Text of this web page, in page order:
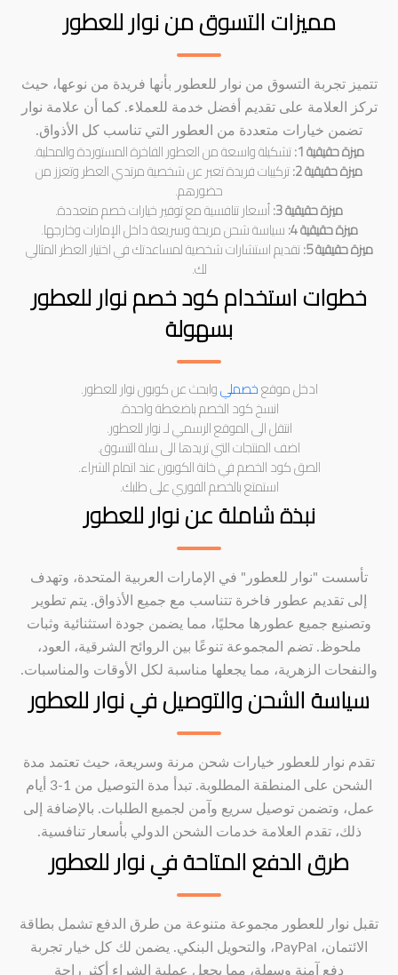
مميزات التسوق من نوار للعطور
تتميز تجربة التسوق من نوار للعطور بأنها فريدة من نوعها، حيث
تركز العلامة على تقديم أفضل خدمة للعملاء. كما أن علامة نوار
تضمن خيارات متعددة من العطور التي تناسب كل الأذواق.
ميزة حقيقية 1: تشكيلة واسعة من العطور الفاخرة المستوردة والمحلية.
ميزة حقيقية 2: تركيبات فريدة تعبر عن شخصية مرتدي العطر وتعزز من
حضورهم.
ميزة حقيقية 3: أسعار تنافسية مع توفير خيارات خصم متعددة.
ميزة حقيقية 4: سياسة شحن مريحة وسريعة داخل الإمارات وخارجها.
ميزة حقيقية 5: تقديم استشارات شخصية لمساعدتك في اختيار العطر المثالي
لك.
خطوات استخدام كود خصم نوار للعطور
بسهولة
ادخل موقعخصمليوابحث عن كوبون نوار للعطور.
انسخ كود الخصم باضغطة واحدة.
انتقل الى الموقع الرسمي لـ نوار للعطور.
اضف المنتجات التي تريدها الى سلة التسوق.
الصق كود الخصم في خانة الكوبون عند اتمام الشراء.
استمتع بالخصم الفوري على طلبك.
نبذة شاملة عن نوار للعطور
تأسست "نوار للعطور" في الإمارات العربية المتحدة، وتهدف
إلى تقديم عطور فاخرة تتناسب مع جميع الأذواق. يتم تطوير
وتصنيع جميع عطورها محليًا، مما يضمن جودة استثنائية وثبات
ملحوظ. تضم المجموعة تنوعًا بين الروائح الشرقية، العود،
والنفحات الزهرية، مما يجعلها مناسبة لكل الأوقات والمناسبات.
سياسة الشحن والتوصيل في نوار للعطور
تقدم نوار للعطور خيارات شحن مرنة وسريعة، حيث تعتمد مدة
الشحن على المنطقة المطلوبة. تبدأ مدة التوصيل من 1-3 أيام
عمل، وتضمن توصيل سريع وآمن لجميع الطلبات. بالإضافة إلى
ذلك، تقدم العلامة خدمات الشحن الدولي بأسعار تنافسية.
طرق الدفع المتاحة في نوار للعطور
تقبل نوار للعطور مجموعة متنوعة من طرق الدفع تشمل بطاقة
الائتمان، PayPal، والتحويل البنكي. يضمن لك كل خيار تجربة
دفع آمنة وسهلة، مما يجعل عملية الشراء أكثر راحة